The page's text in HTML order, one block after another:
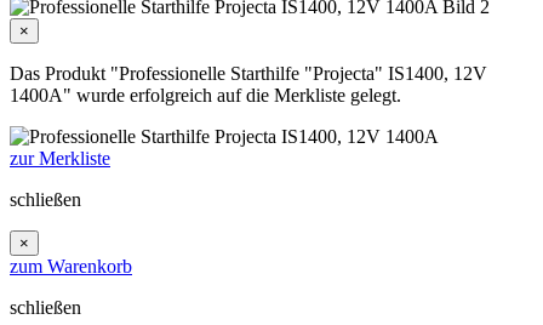
×
Das Produkt "Professionelle Starthilfe "Projecta" IS1400, 12V
1400A" wurde erfolgreich auf die Merkliste gelegt.
zur Merkliste
schließen
×
zum Warenkorb
schließen